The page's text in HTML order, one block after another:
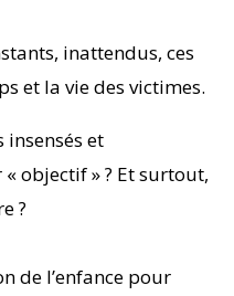
inattendus, ces
et la vie des victimes.
insensés et
objectif » ? Et surtout,
?
de l’enfance pour